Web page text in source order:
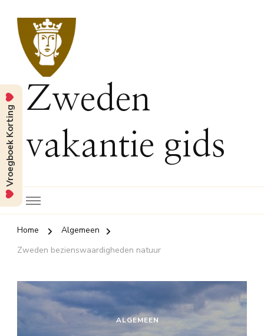
Zweden
vakantie gids
Home
Algemeen
Zweden bezienswaardigheden natuur
ALGEMEEN
Vroegboek Korting